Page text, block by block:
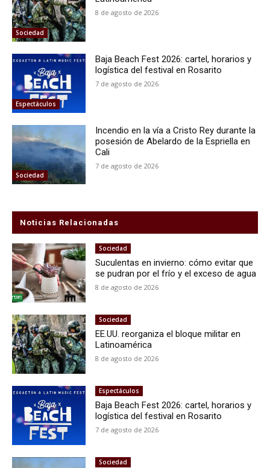
Sociedad
8 de agosto de 2026
Espectáculos
Baja Beach Fest 2026: cartel, horarios y
logística del festival en Rosarito
7 de agosto de 2026
Sociedad
Incendio en la vía a Cristo Rey durante la
posesión de Abelardo de la Espriella en
Cali
7 de agosto de 2026
Noticias Relacionadas
Sociedad
Suculentas en invierno: cómo evitar que
se pudran por el frío y el exceso de agua
8 de agosto de 2026
Sociedad
EE.UU. reorganiza el bloque militar en
Latinoamérica
8 de agosto de 2026
Espectáculos
Baja Beach Fest 2026: cartel, horarios y
logística del festival en Rosarito
7 de agosto de 2026
Sociedad